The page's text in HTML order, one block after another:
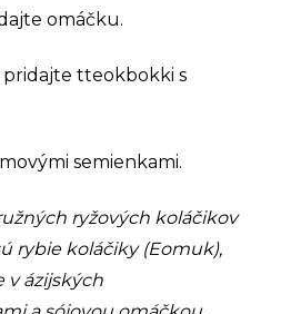
omáčku.
tteokbokki s
semienkami.
ryžových koláčikov
rybie koláčiky (Eomuk),
v ázijských